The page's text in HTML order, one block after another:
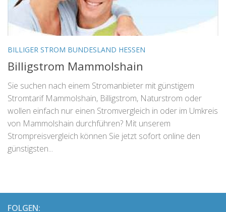
BILLIGER STROM BUNDESLAND HESSEN
Billigstrom Mammolshain
Sie suchen nach einem Stromanbieter mit günstigem
Stromtarif Mammolshain, Billigstrom, Naturstrom oder
wollen einfach nur einen Stromvergleich in oder im Umkreis
von Mammolshain durchführen? Mit unserem
Strompreisvergleich können Sie jetzt sofort online den
günstigsten...
FOLGEN: